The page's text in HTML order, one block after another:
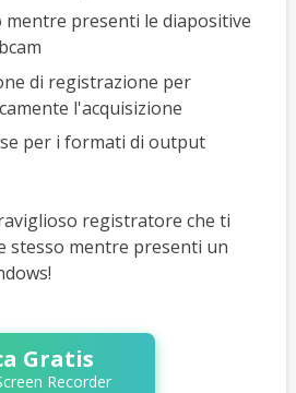
mentre presenti le diapositive
di registrazione per
l'acquisizione
per i formati di output
registratore che ti
stesso mentre presenti un
Gratis
Recorder